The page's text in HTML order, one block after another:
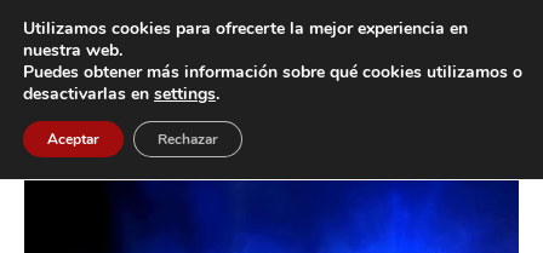
Inicio Etiquetas Fiestas del Corpus Christi
Etiqueta: Fiestas del Corpus Christi
Utilizamos cookies para ofrecerte la mejor experiencia en
nuestra web.
Puedes obtener más información sobre qué cookies utilizamos o
desactivarlas en settings.
Aceptar Rechazar